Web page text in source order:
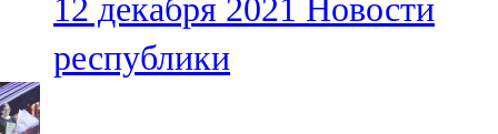
12 декабря 2021 Новости
республики